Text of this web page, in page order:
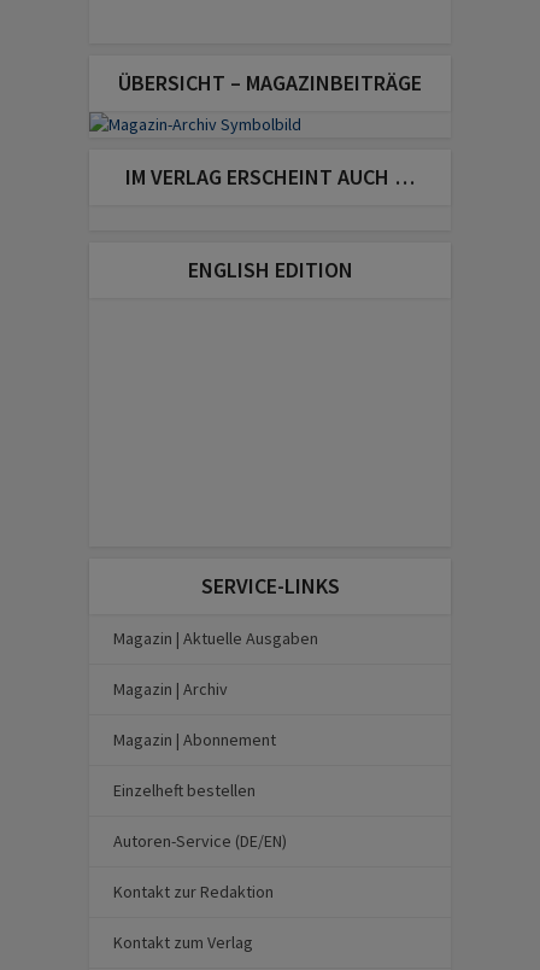
ÜBERSICHT – MAGAZINBEITRÄGE
IM VERLAG ERSCHEINT AUCH …
ENGLISH EDITION
SERVICE-LINKS
Magazin | Aktuelle Ausgaben
Magazin | Archiv
Magazin | Abonnement
Einzelheft bestellen
Autoren-Service (DE/EN)
Kontakt zur Redaktion
Kontakt zum Verlag